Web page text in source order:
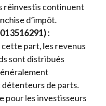
réinvestis continuent
d’impôt.
:
cette part, les revenus
sont distribués
de parts.
pour les investisseurs